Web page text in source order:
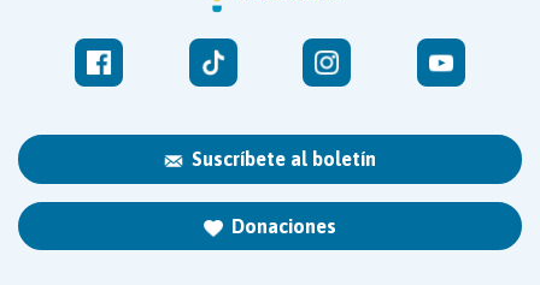
Suscríbete al boletín
Donaciones